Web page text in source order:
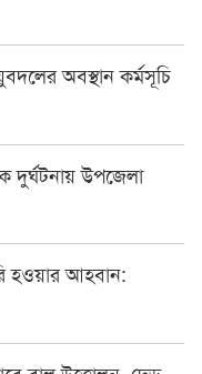
অবস্থান কর্মসূচি
দুর্ঘটনায় উপজেলা
হওয়ার আহবান: